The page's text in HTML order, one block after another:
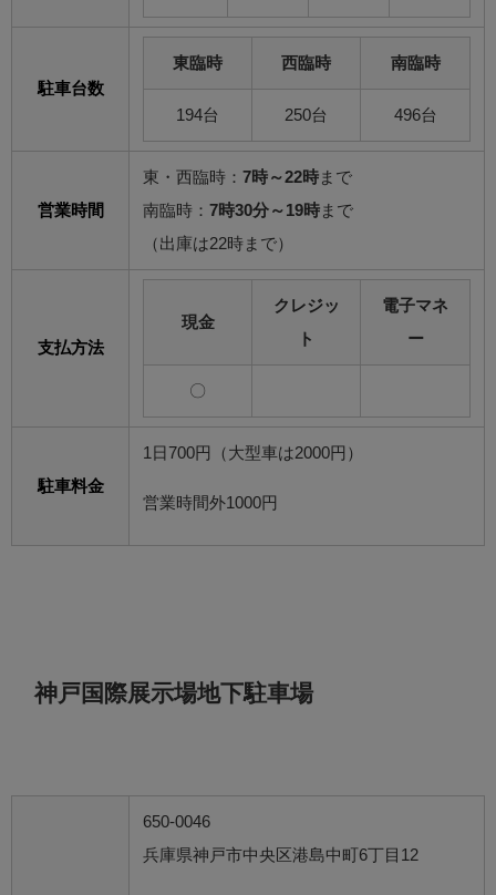
駐車台数
東臨時 西臨時 南臨時
194台 250台 496台
営業時間
東・西臨時： 7時～22時 まで
南臨時： 7時30分～19時 まで
（出庫は22時まで）
支払方法
現金
クレジッ
ト
電子マネ
ー
〇
駐車料金
1日700円（大型車は2000円）
営業時間外1000円
神戸国際展示場地下駐車場
650-0046
兵庫県神戸市中央区港島中町6丁目12